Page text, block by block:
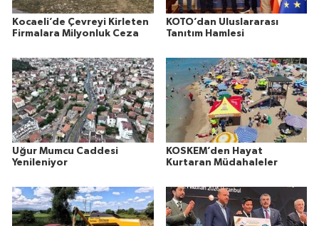
Kocaeli’de Çevreyi Kirleten
Firmalara Milyonluk Ceza
KOTO’dan Uluslararası
Tanıtım Hamlesi
Uğur Mumcu Caddesi
Yenileniyor
KOSKEM’den Hayat
Kurtaran Müdahaleler